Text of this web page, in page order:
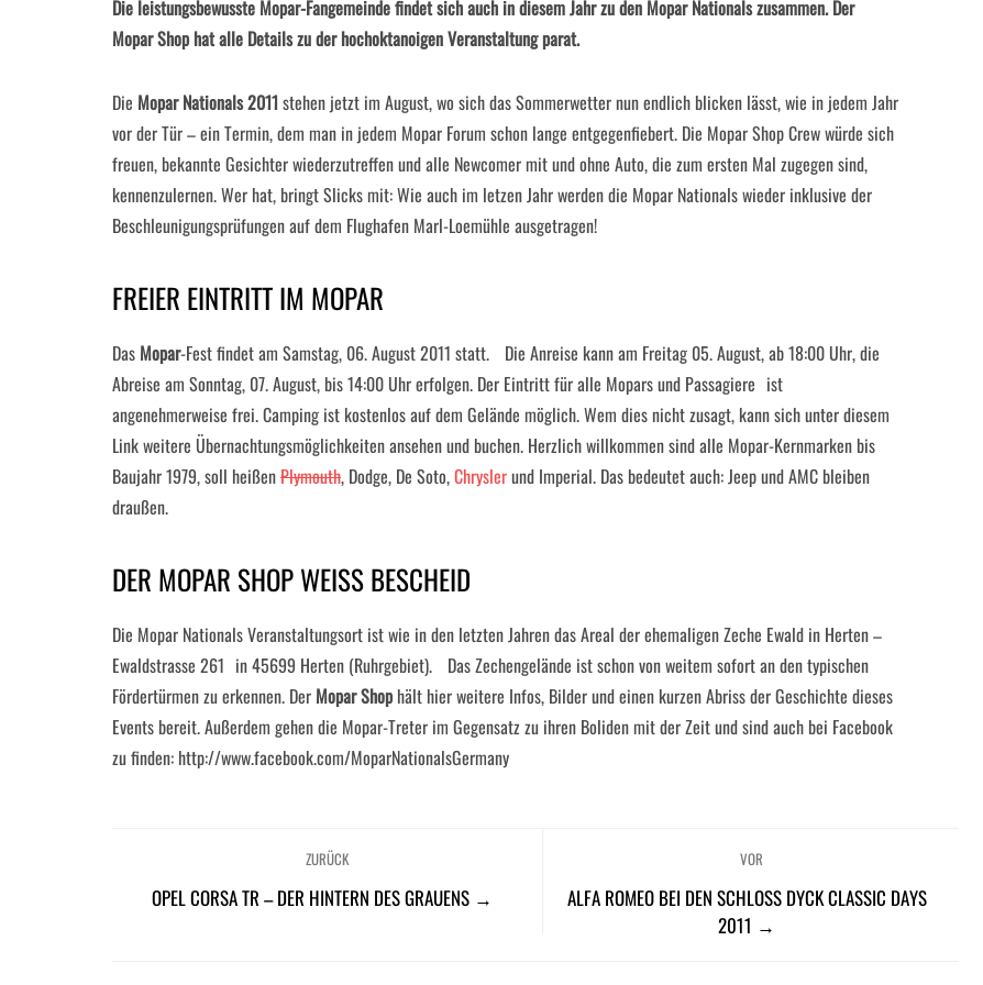
Die leistungsbewusste Mopar-Fangemeinde findet sich auch in diesem Jahr zu den Mopar Nationals zusammen. Der
Mopar Shop hat alle Details zu der hochoktanoigen Veranstaltung parat.
Die Mopar Nationals 2011 stehen jetzt im August, wo sich das Sommerwetter nun endlich blicken lässt, wie in jedem Jahr
vor der Tür – ein Termin, dem man in jedem Mopar Forum schon lange entgegenfiebert. Die Mopar Shop Crew würde sich
freuen, bekannte Gesichter wiederzutreffen und alle Newcomer mit und ohne Auto, die zum ersten Mal zugegen sind,
kennenzulernen. Wer hat, bringt Slicks mit: Wie auch im letzen Jahr werden die Mopar Nationals wieder inklusive der
Beschleunigungsprüfungen auf dem Flughafen Marl-Loemühle ausgetragen!
FREIER EINTRITT IM MOPAR
Das Mopar-Fest findet am Samstag, 06. August 2011 statt. Die Anreise kann am Freitag 05. August, ab 18:00 Uhr, die
Abreise am Sonntag, 07. August, bis 14:00 Uhr erfolgen. Der Eintritt für alle Mopars und Passagiere ist
angenehmerweise frei. Camping ist kostenlos auf dem Gelände möglich. Wem dies nicht zusagt, kann sich unter diesem
Link weitere Übernachtungsmöglichkeiten ansehen und buchen. Herzlich willkommen sind alle Mopar-Kernmarken bis
Baujahr 1979, soll heißenPlymouth, Dodge, De Soto,Chryslerund Imperial. Das bedeutet auch: Jeep und AMC bleiben
draußen.
DER MOPAR SHOP WEISS BESCHEID
Die Mopar Nationals Veranstaltungsort ist wie in den letzten Jahren das Areal der ehemaligen Zeche Ewald in Herten –
Ewaldstrasse 261 in 45699 Herten (Ruhrgebiet). Das Zechengelände ist schon von weitem sofort an den typischen
Fördertürmen zu erkennen. Der Mopar Shop hält hier weitere Infos, Bilder und einen kurzen Abriss der Geschichte dieses
Events bereit. Außerdem gehen die Mopar-Treter im Gegensatz zu ihren Boliden mit der Zeit und sind auch bei Facebook
zu finden: http://www.facebook.com/MoparNationalsGermany
ZURÜCK
OPEL CORSA TR – DER HINTERN DES GRAUENS →
VOR
ALFA ROMEO BEI DEN SCHLOSS DYCK CLASSIC DAYS
2011 →